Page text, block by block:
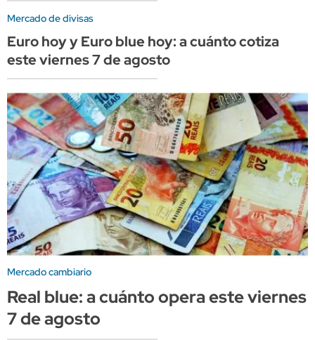
Mercado de divisas
Euro hoy y Euro blue hoy: a cuánto cotiza
este viernes 7 de agosto
Mercado cambiario
Real blue: a cuánto opera este viernes
7 de agosto